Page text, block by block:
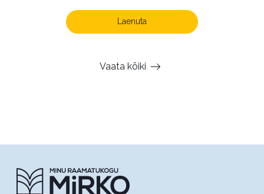
Laenuta
Vaata kõiki